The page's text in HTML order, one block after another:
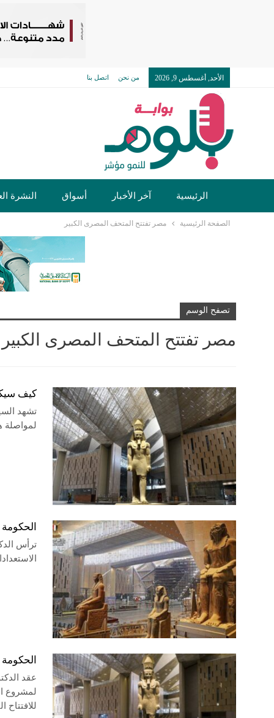
الأحد, أغسطس 9, 2026 من نحن اتصل بنا
الرئيسية آخر الأخبار أسواق النشرة
الصفحة الرئيسية مصر تفتتح المتحف المصرى الكبير
تصفح الوسم
مصر تفتتح المتحف المصرى الكبير
كيف
تشهد
لمواصلة
الحكومة
ترأس
عقد
لمشروع
للافتتاح